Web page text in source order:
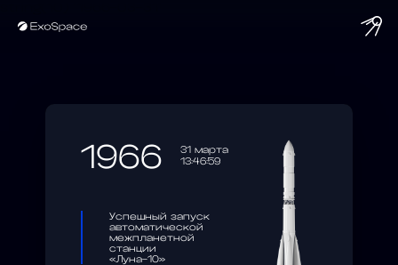
1966
31 марта
13:46:59
Успешный запуск
автоматической
межпланетной
станции
«Луна-10»